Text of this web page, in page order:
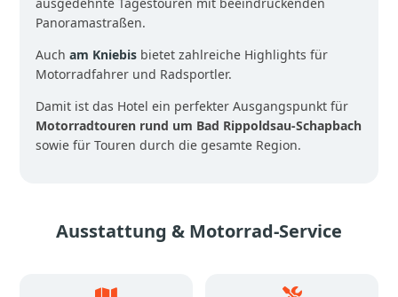
Panoramastraßen.
Auch am Kniebis bietet zahlreiche Highlights für
Motorradfahrer und Radsportler.
Damit ist das Hotel ein perfekter Ausgangspunkt für
Motorradtouren rund um Bad Rippoldsau-Schapbach
sowie für Touren durch die gesamte Region.
Ausstattung & Motorrad-Service